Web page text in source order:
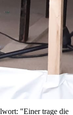
"Einer trage die